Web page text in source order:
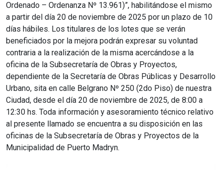
Ordenado – Ordenanza Nº 13.961)”, habilitándose el mismo
a partir del día 20 de noviembre de 2025 por un plazo de 10
días hábiles. Los titulares de los lotes que se verán
beneficiados por la mejora podrán expresar su voluntad
contraria a la realización de la misma acercándose a la
oficina de la Subsecretaría de Obras y Proyectos,
dependiente de la Secretaría de Obras Públicas y Desarrollo
Urbano, sita en calle Belgrano Nº 250 (2do Piso) de nuestra
Ciudad, desde el día 20 de noviembre de 2025, de 8:00 a
12:30 hs. Toda información y asesoramiento técnico relativo
al presente llamado se encuentra a su disposición en las
oficinas de la Subsecretaría de Obras y Proyectos de la
Municipalidad de Puerto Madryn.